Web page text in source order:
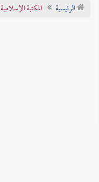
تراجم الأعلام
الرئيسية المكتبة الإسلامية